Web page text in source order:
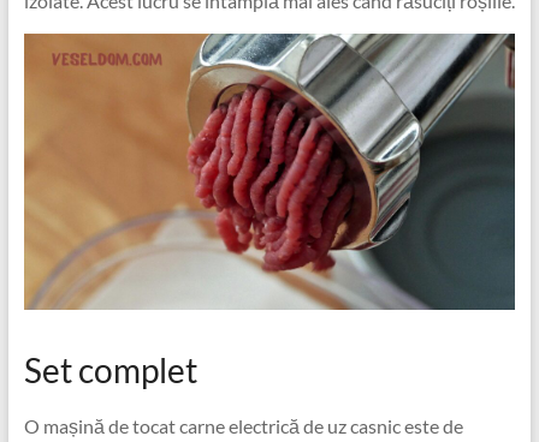
Set complet
O mașină de tocat carne electrică de uz casnic este de